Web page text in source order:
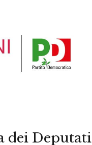
dei Deputati